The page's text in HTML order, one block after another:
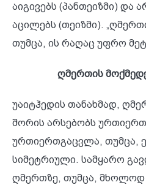
აიგივებს (პანთეიზმი) და
აცილებს (თეიზმი).
თუმცა, ის რაღაც უფრო
ღმერთის
უაიტჰედის თანახმად,
შორის არსებობს
ურთიერთგაცვლა, თუმცა,
სიმეტრიული. სამყარო
ღმერთზე, თუმცა,